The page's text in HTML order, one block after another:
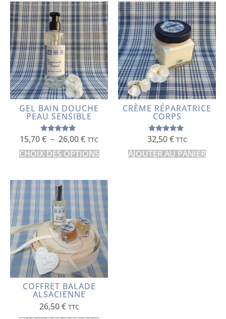
GEL BAIN DOUCHE
PEAU SENSIBLE
Note
5.00
sur 5
15,70€ – 26,00€ TTC
CHOIX DES OPTIONS
CRÈME RÉPARATRICE
CORPS
Note
5.00
sur 5
32,50€ TTC
AJOUTER AU PANIER
COFFRET BALADE
ALSACIENNE
26,50€ TTC